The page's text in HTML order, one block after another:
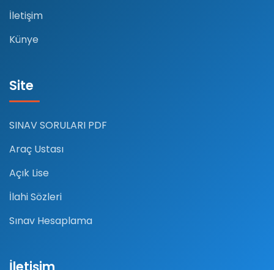
İletişim
Künye
Site
SINAV SORULARI PDF
Araç Ustası
Açık Lise
İlahi Sözleri
Sınav Hesaplama